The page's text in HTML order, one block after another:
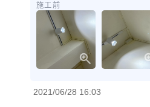
施工前
2021/06/28 16:03